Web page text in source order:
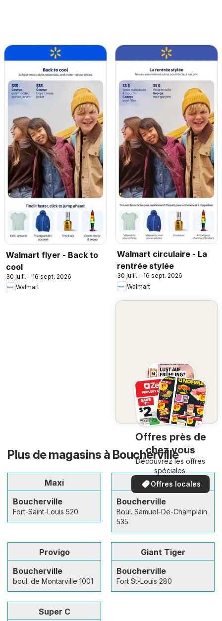
Walmart flyer - Back to
cool
30 juill. - 16 sept. 2026
Walmart
Walmart circulaire - La
rentrée stylée
30 juill. - 16 sept. 2026
Walmart
Offres près de
chez vous
Découvrez les offres
spéciales.
Offres locales
Plus de magasins à Boucherville
Maxi
Boucherville
Fort-Saint-Louis 520
Metro
Boucherville
Boul. Samuel-De-Champlain
535
Provigo
Boucherville
boul. de Montarville 1001
Giant Tiger
Boucherville
Fort St-Louis 280
Super C